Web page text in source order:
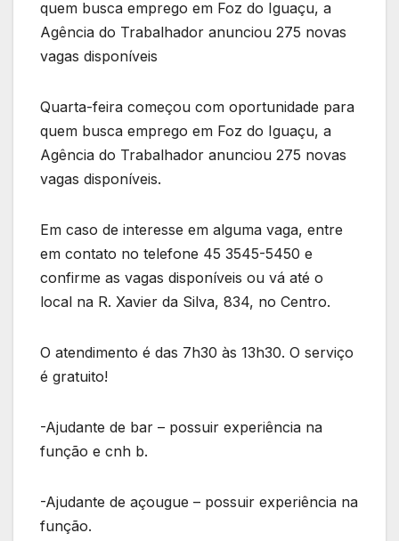
quem busca emprego em Foz do Iguaçu, a
Agência do Trabalhador anunciou 275 novas
vagas disponíveis
Quarta-feira começou com oportunidade para
quem busca emprego em Foz do Iguaçu, a
Agência do Trabalhador anunciou 275 novas
vagas disponíveis.
Em caso de interesse em alguma vaga, entre
em contato no telefone 45 3545-5450 e
confirme as vagas disponíveis ou vá até o
local na R. Xavier da Silva, 834, no Centro.
O atendimento é das 7h30 às 13h30. O serviço
é gratuito!
-Ajudante de bar – possuir experiência na
função e cnh b.
-Ajudante de açougue – possuir experiência na
função.